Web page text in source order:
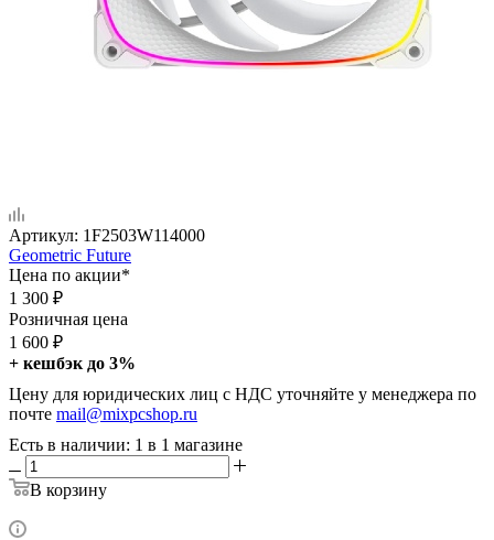
Артикул: 1F2503W114000
Geometric Future
Цена по акции*
1 300 ₽
Розничная цена
1 600 ₽
+ кешбэк до 3%
Цену для юридических лиц с НДС уточняйте у менеджера по
почте mail@mixpcshop.ru
Есть в наличии: 1 в 1 магазине
В корзину